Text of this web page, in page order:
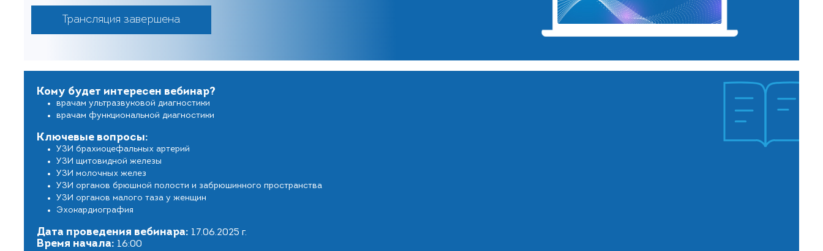
Трансляция завершена
Кому будет интересен вебинар?
врачам ультразвуковой диагностики
врачам функциональной диагностики
Ключевые вопросы:
УЗИ брахиоцефальных артерий
УЗИ щитовидной железы
УЗИ молочных желез
УЗИ органов брюшной полости и забрюшинного пространства
УЗИ органов малого таза у женщин
Эхокардиография
Дата проведения вебинара: 17.06.2025 г.
Время начала: 16:00